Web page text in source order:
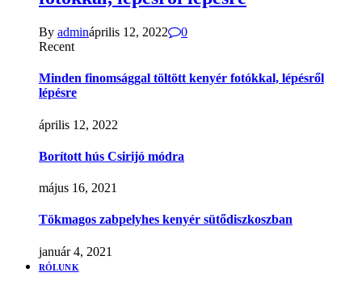
By admináprilis 12, 2022
0
Recent
Minden finomsággal töltött kenyér fotókkal, lépésről
lépésre
április 12, 2022
Borított hús Csirijó módra
május 16, 2021
Tökmagos zabpelyhes kenyér sütődiszkoszban
január 4, 2021
RÓLUNK